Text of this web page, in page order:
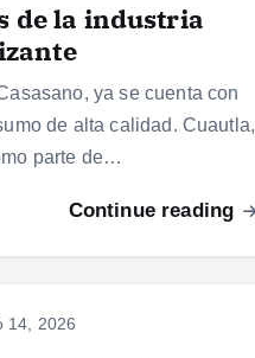
de la industria
ya se cuenta con
de alta calidad. Cuautla,
parte de…
Continue reading
14, 2026